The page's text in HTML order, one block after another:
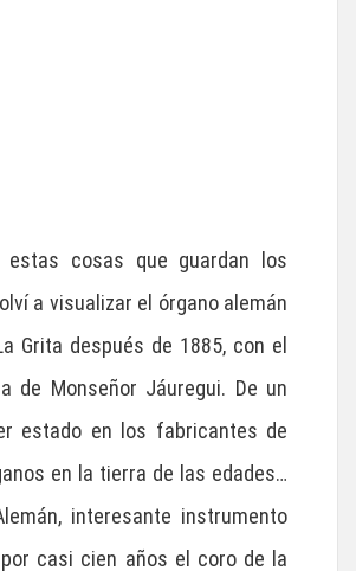
estas cosas que guardan los
a visualizar el órgano alemán
Grita después de 1885, con el
de Monseñor Jáuregui. De un
estado en los fabricantes de
en la tierra de las edades…
interesante instrumento
casi cien años el coro de la